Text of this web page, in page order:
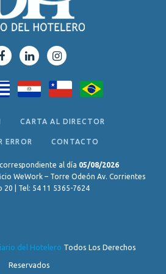
CARTA AL DIRECTOR
ERROR CONTACTO
correspondiente al día 05/08/2026
WeWork – Torre Odeón Av. Corrientes
20 | Tel: 54 11 5365-7624
del Hotelero Todos Los Derechos
Reservados